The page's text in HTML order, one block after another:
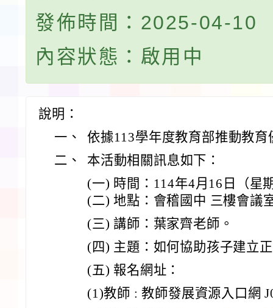
發佈時間：2025-04-10
內容狀態：啟用中
說明：
一、
依據113學年度教育部推動教
二、
本活動相關訊息如下：
(一) 時間：114年4月16日（星
(二) 地點：會稽國中 三樓會議
(三) 講師：葉家齊老師。
(四) 主題：如何協助孩子建立
(五) 報名網址：
(1)教師 : 教師發展資源入口網